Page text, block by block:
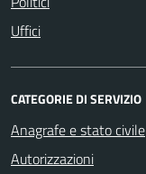
Uffici
CATEGORIE DI SERVIZIO
Anagrafe e stato civile
Autorizzazioni